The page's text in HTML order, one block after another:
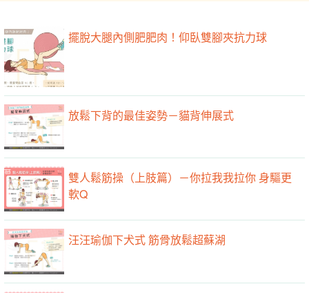
擺脫大腿內側肥肥肉！仰臥雙腳夾抗力球
放鬆下背的最佳姿勢－貓背伸展式
雙人鬆筋操（上肢篇）－你拉我我拉你 身驅更
軟Q
汪汪瑜伽下犬式 筋骨放鬆超蘇湖